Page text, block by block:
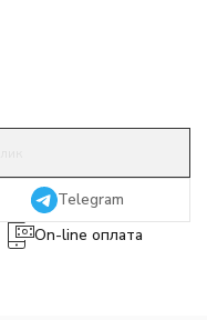
Telegram
On-line оплата